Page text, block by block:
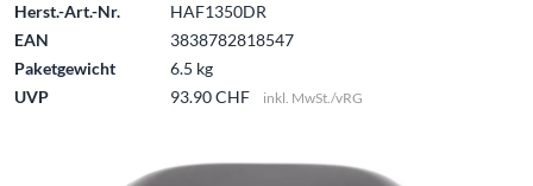
Herst.-Art.-Nr.
HAF1350DR
EAN
3838782818547
Paketgewicht
6.5 kg
UVP
93.90 CHF inkl. MwSt./vRG